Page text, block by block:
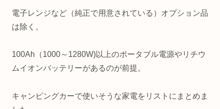
電子レンジなど（純正で用意されている）オプション品
は除く。
100Ah（1000～1280W)以上のポータブル電源やリチウ
ムイオンバッテリーがあるのが前提。
キャンピングカーで使いそうな家電をリストにまとめま